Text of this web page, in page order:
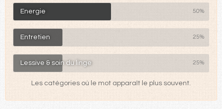
Energie 50%
Entretien 25%
Lessive & soin du linge 25%
Les catégories où le mot apparaît le plus souvent.